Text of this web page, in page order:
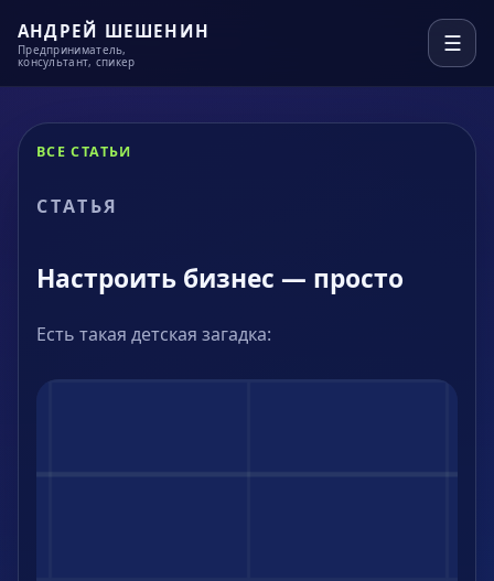
АНДРЕЙ ШЕШЕНИН
Предприниматель,
консультант, спикер
☰
ВСЕ СТАТЬИ
СТАТЬЯ
Настроить бизнес — просто
Есть такая детская загадка: